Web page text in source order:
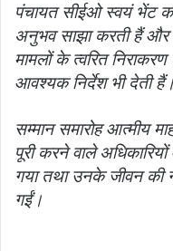
पंचायत सीईओ स्वयं भेंट
अनुभव साझा करती हैं और
मामलों के त्वरित
आवश्यक निर्देश भी देती हैं।
सम्मान समारोह आत्मीय
पूरी करने वाले
गया तथा उनके जीवन की
गईं।